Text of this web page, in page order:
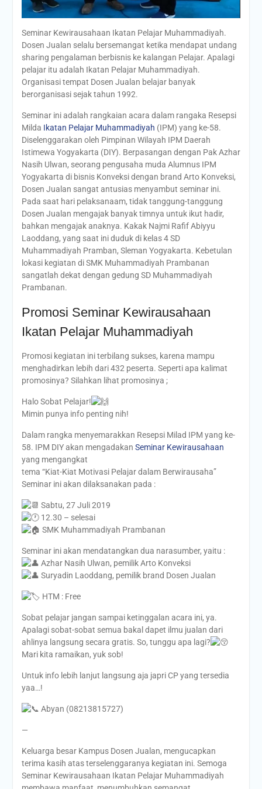
Seminar Kewirausahaan Ikatan Pelajar Muhammadiyah.
Dosen Jualan selalu bersemangat ketika mendapat undang
sharing pengalaman berbisnis ke kalangan Pelajar. Apalagi
pelajar itu adalah Ikatan Pelajar Muhammadiyah.
Organisasi tempat Dosen Jualan belajar banyak
berorganisasi sejak tahun 1992.
Seminar ini adalah rangkaian acara dalam rangaka Resepsi
Milda Ikatan Pelajar Muhammadiyah (IPM) yang ke-58.
Diselenggarakan oleh Pimpinan Wilayah IPM Daerah
Istimewa Yogyakarta (DIY). Berpasangan dengan Pak Azhar
Nasih Ulwan, seorang pengusaha muda Alumnus IPM
Yogyakarta di bisnis Konveksi dengan brand Arto Konveksi,
Dosen Jualan sangat antusias menyambut seminar ini.
Pada saat hari pelaksanaam, tidak tanggung-tanggung
Dosen Jualan mengajak banyak timnya untuk ikut hadir,
bahkan mengajak anaknya. Kakak Najmi Rafif Abiyyu
Laoddang, yang saat ini duduk di kelas 4 SD
Muhammadiyah Pramban, Sleman Yogyakarta. Kebetulan
lokasi kegiatan di SMK Muhammadiyah Prambanan
sangatlah dekat dengan gedung SD Muhammadiyah
Prambanan.
Promosi Seminar Kewirausahaan
Ikatan Pelajar Muhammadiyah
Promosi kegiatan ini terbilang sukses, karena mampu
menghadirkan lebih dari 432 peserta. Seperti apa kalimat
promosinya? Silahkan lihat promosinya ;
Halo Sobat Pelajar!
Mimin punya info penting nih!
Dalam rangka menyemarakkan Resepsi Milad IPM yang ke-
58. IPM DIY akan mengadakan Seminar Kewirausahaan
yang mengangkat
tema “Kiat-Kiat Motivasi Pelajar dalam Berwirausaha”
Seminar ini akan dilaksanakan pada :
Sabtu, 27 Juli 2019
12.30 – selesai
SMK Muhammadiyah Prambanan
Seminar ini akan mendatangkan dua narasumber, yaitu :
Azhar Nasih Ulwan, pemilik Arto Konveksi
Suryadin Laoddang, pemilik brand Dosen Jualan
HTM : Free
Sobat pelajar jangan sampai ketinggalan acara ini, ya.
Apalagi sobat-sobat semua bakal dapet ilmu jualan dari
ahlinya langsung secara gratis. So, tunggu apa lagi?
Mari kita ramaikan, yuk sob!
Untuk info lebih lanjut langsung aja japri CP yang tersedia
yaa…!
Abyan (08213815727)
—
Keluarga besar Kampus Dosen Jualan, mengucapkan
terima kasih atas terselenggaranya kegiatan ini. Semoga
Seminar Kewirausahaan Ikatan Pelajar Muhammadiyah